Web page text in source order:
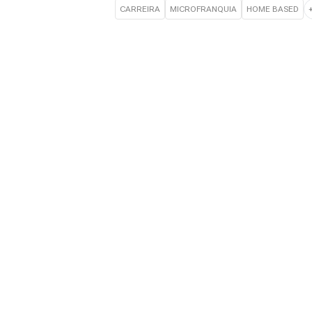
CARREIRA MICROFRANQUIA HOME BASED